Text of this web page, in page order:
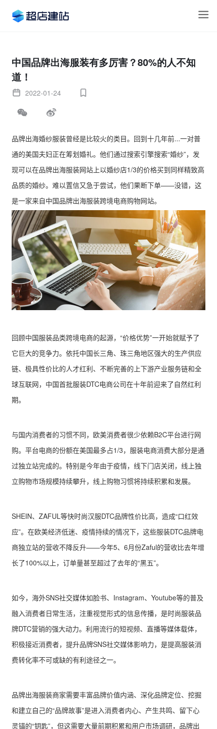
中国品牌出海服装有多厉害？80%的人不知
道！
2022-01-24
品牌出海婚纱服装曾经是比较火的类目。回到十几年前...一对普
通的美国夫妇正在筹划婚礼。他们通过搜索引擎搜索“婚纱”，发
现可以在品牌出海服装网站上以婚纱店1/3的价格买到同样精致高
品质的婚纱。难以置信又急于尝试，他们果断下单——没错，这
是一家来自中国品牌出海服装跨境电商购物网站。
回顾中国服装品类跨境电商的起源，“价格优势”一开始就赋予了
它巨大的竞争力。依托中国长三角、珠三角地区强大的生产供应
链、极具性价比的人才红利、不断完善的上下游产业服务链和全
球互联网，中国首批服装DTC电商公司在十年前迎来了自然红利
期。
与国内消费者的习惯不同，欧美消费者很少依赖B2C平台进行网
购。平台电商的份额在美国最多占1/3，服装电商消费大部分是通
过独立站完成的。特别是今年由于疫情，线下门店关闭，线上独
立购物市场规模持续攀升，线上购物习惯将持续积累和发展。
SHEIN、ZAFUL等快时尚汉服DTC品牌性价比高，造成“口红效
应”。在欧美经济低迷、疫情持续的情况下，这些服装DTC品牌电
商独立站的营收不降反升——今年5、6月份Zaful的营收比去年增
长了100%以上，订单量甚至超过了去年的“黑五”。
如今，海外SNS社交媒体如脸书、Instagram、Youtube等的普及
融入消费者日常生活，注重视觉形式的信息传播，是时尚服装品
牌DTC营销的强大动力。利用流行的短视频、直播等媒体载体，
积极接近消费者，提升品牌SNS社交媒体影响力，是提高服装消
费转化率不可或缺的有利途径之一。
品牌出海服装商家需要丰富品牌价值内涵、深化品牌定位、挖掘
和建立自己的“品牌故事”是进入消费者内心、产生共鸣、留下心
灵锚的“钥匙”，但这需要大量前期积累和用户市场调研，品牌出